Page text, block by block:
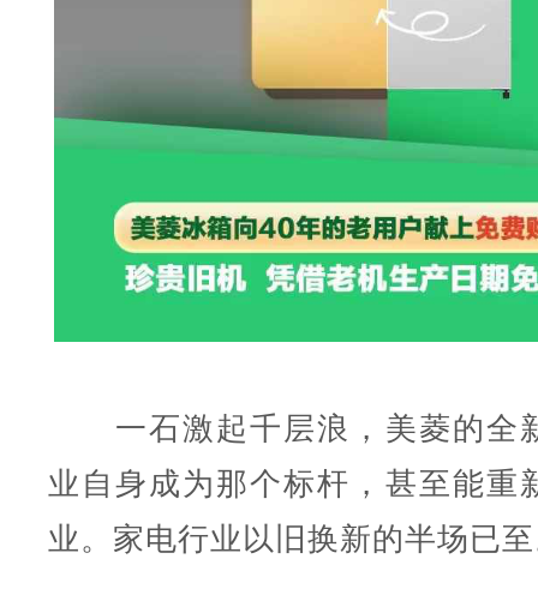
一石激起千层浪，美菱的全
业自身成为那个标杆，甚至能重
业。家电行业以旧换新的半场已